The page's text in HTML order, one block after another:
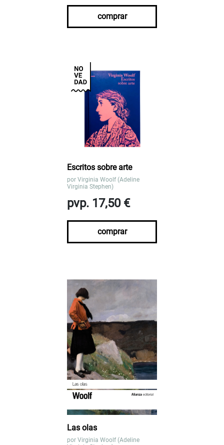
comprar
Escritos sobre arte
por Virginia Woolf (Adeline
Virginia Stephen)
pvp. 17,50 €
comprar
Las olas
por Virginia Woolf (Adeline